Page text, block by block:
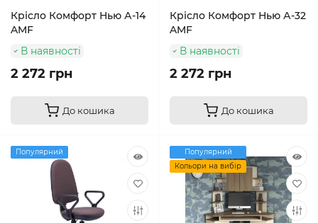
Крісло Комфорт Нью А-14
AMF
В наявності
2 272 грн
До кошика
Крісло Комфорт Нью А-32
AMF
В наявності
2 272 грн
До кошика
Популярний
Популярний
Кольори на вибір